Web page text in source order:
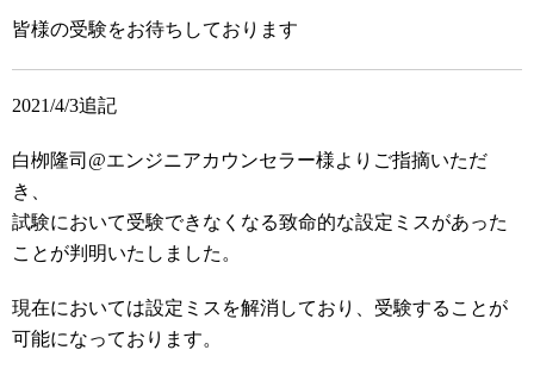
皆様の受験をお待ちしております
2021/4/3追記
白栁隆司@エンジニアカウンセラー様よりご指摘いただ
き、
試験において受験できなくなる致命的な設定ミスがあった
ことが判明いたしました。
現在においては設定ミスを解消しており、受験することが
可能になっております。